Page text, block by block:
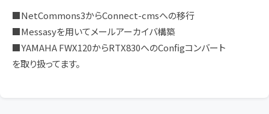
■NetCommons3からConnect-cmsへの移行
■Messasyを用いてメールアーカイバ構築
■YAMAHA FWX120からRTX830へのConfigコンバート
を取り扱ってます。